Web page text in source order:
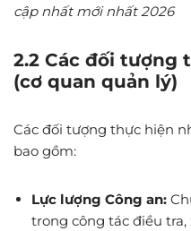
cập nhất mới nhất 2026
2.2 Các đối tượng
(cơ quan quản lý)
Các đối tượng thực hiện
bao gồm:
Lực lượng Công an:
trong công tác điều